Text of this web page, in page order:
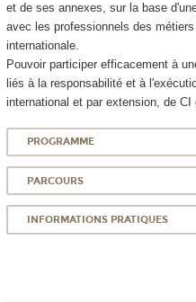
et de ses annexes, sur la base
avec les professionnels des
internationale.
Pouvoir participer efficacement à
liés à la responsabilité et à
international et par extension, de CI
PROGRAMME
PARCOURS
INFORMATIONS PRATIQUES